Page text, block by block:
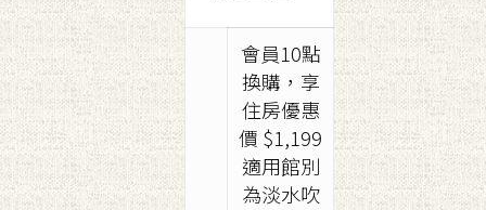
會員10點
換購，享
住房優惠
價 $1,199
適用館別
為淡水吹